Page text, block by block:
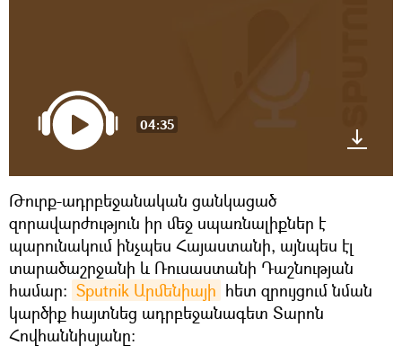
04:35
Թուրք-ադրբեջանական ցանկացած
զորավարժություն իր մեջ սպառնալիքներ է
պարունակում ինչպես Հայաստանի, այնպես էլ
տարածաշրջանի և Ռուսաստանի Դաշնության
համար։ Sputnik Արմենիայի հետ զրույցում նման
կարծիք հայտնեց ադրբեջանագետ Տարոն
Հովհաննիսյանը։